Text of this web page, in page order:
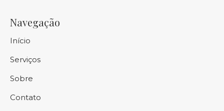
Navegação
Início
Serviços
Sobre
Contato